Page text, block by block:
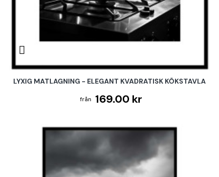
LYXIG MATLAGNING - ELEGANT KVADRATISK KÖKSTAVLA
169.00 kr